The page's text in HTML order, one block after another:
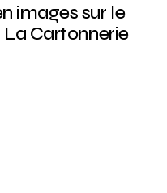
images sur le
Cartonnerie